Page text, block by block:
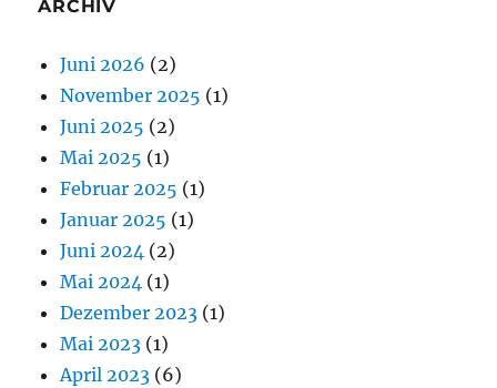
ARCHIV
Juni 2026 (2)
November 2025 (1)
Juni 2025 (2)
Mai 2025 (1)
Februar 2025 (1)
Januar 2025 (1)
Juni 2024 (2)
Mai 2024 (1)
Dezember 2023 (1)
Mai 2023 (1)
April 2023 (6)